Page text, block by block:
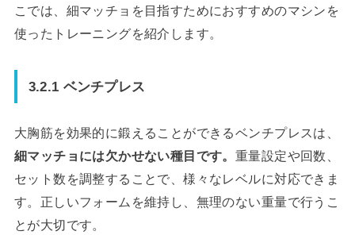
こでは、細マッチョを目指すためにおすすめのマシンを
使ったトレーニングを紹介します。
3.2.1 ベンチプレス
大胸筋を効果的に鍛えることができるベンチプレスは、
細マッチョには欠かせない種目です。 重量設定や回数、
セット数を調整することで、様々なレベルに対応できま
す。正しいフォームを維持し、無理のない重量で行うこ
とが大切です。